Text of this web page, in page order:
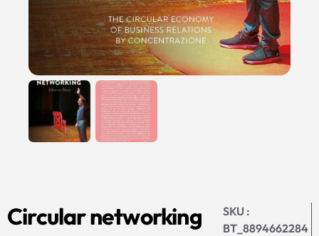
Circular networking
SKU :
BT_8894662284